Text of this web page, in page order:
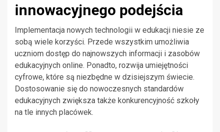
innowacyjnego podejścia
Implementacja nowych technologii w edukacji niesie ze
sobą wiele korzyści. Przede wszystkim umożliwia
uczniom dostęp do najnowszych informacji i zasobów
edukacyjnych online. Ponadto, rozwija umiejętności
cyfrowe, które są niezbędne w dzisiejszym świecie.
Dostosowanie się do nowoczesnych standardów
edukacyjnych zwiększa także konkurencyjność szkoły
na tle innych placówek.